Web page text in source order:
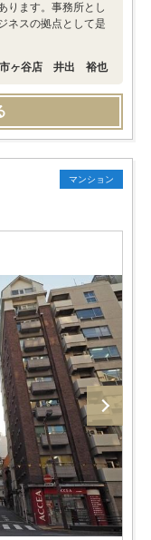
ります。事務所とし
ネスの拠点として是
市ヶ谷店 井出 裕也
マンション